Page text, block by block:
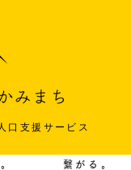
口支援サービス
繋がる。